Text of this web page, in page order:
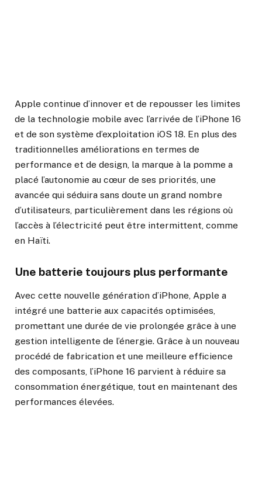
Apple continue d’innover et de repousser les limites
de la technologie mobile avec l’arrivée de l’iPhone 16
et de son système d’exploitation iOS 18. En plus des
traditionnelles améliorations en termes de
performance et de design, la marque à la pomme a
placé l’autonomie au cœur de ses priorités, une
avancée qui séduira sans doute un grand nombre
d’utilisateurs, particulièrement dans les régions où
l’accès à l’électricité peut être intermittent, comme
en Haïti.
Une batterie toujours plus performante
Avec cette nouvelle génération d’iPhone, Apple a
intégré une batterie aux capacités optimisées,
promettant une durée de vie prolongée grâce à une
gestion intelligente de l’énergie. Grâce à un nouveau
procédé de fabrication et une meilleure efficience
des composants, l’iPhone 16 parvient à réduire sa
consommation énergétique, tout en maintenant des
performances élevées.